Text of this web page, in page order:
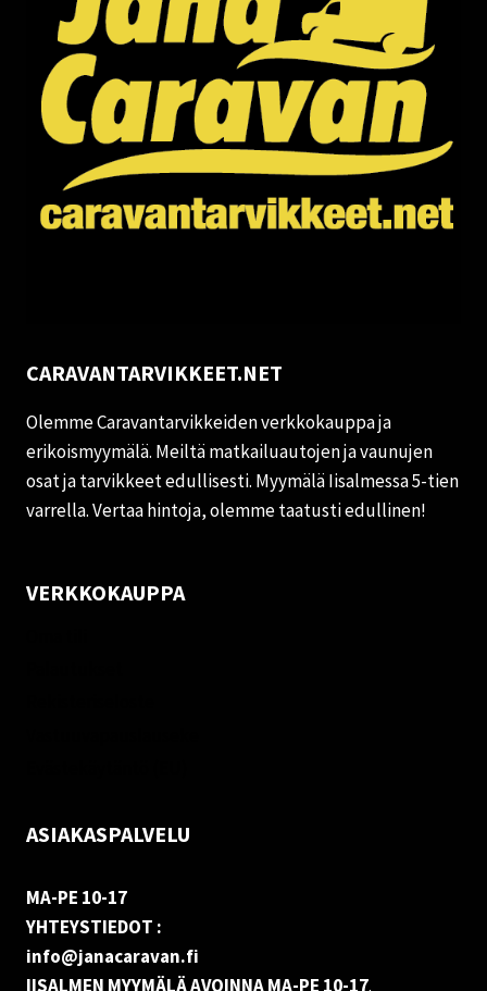
CARAVANTARVIKKEET.NET
Olemme Caravantarvikkeiden verkkokauppa ja
erikoismyymälä. Meiltä matkailuautojen ja vaunujen
osat ja tarvikkeet edullisesti. Myymälä Iisalmessa 5-tien
varrella. Vertaa hintoja, olemme taatusti edullinen!
VERKKOKAUPPA
ASIAKASPALVELU
MA-PE 10-17
YHTEYSTIEDOT :
info@janacaravan.fi
IISALMEN MYYMÄLÄ AVOINNA MA-PE 10-17.